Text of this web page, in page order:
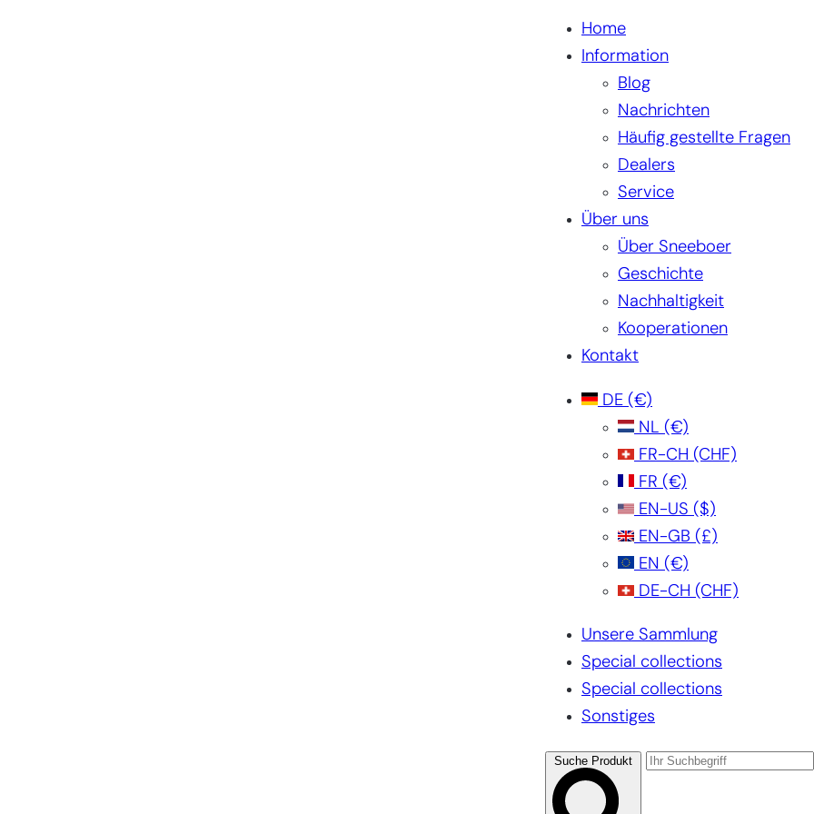
Home
Information
Blog
Nachrichten
Häufig gestellte Fragen
Dealers
Service
Über uns
Über Sneeboer
Geschichte
Nachhaltigkeit
Kooperationen
Kontakt
DE (€)
NL (€)
FR-CH (CHF)
FR (€)
EN-US ($)
EN-GB (£)
EN (€)
DE-CH (CHF)
Unsere Sammlung
Special collections
Special collections
Sonstiges
Suche Produkt